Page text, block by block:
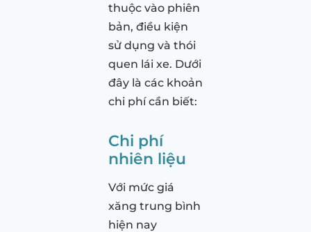
thuộc vào phiên
bản, điều kiện
sử dụng và thói
quen lái xe. Dưới
đây là các khoản
chi phí cần biết:
Chi phí
nhiên liệu
Với mức giá
xăng trung bình
hiện nay